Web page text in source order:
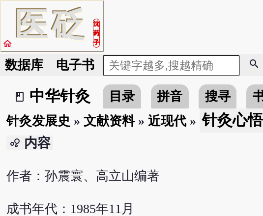
医砭
沈
药
子
home
数据库 电子书 search
book_2
中华针灸 目录 拼音 搜寻
针灸发展史 » 文献资料» 近现代» 针灸心悟
bubble_chart 内容
作者：孙震寰、高立山编著
成书年代：1985年11月